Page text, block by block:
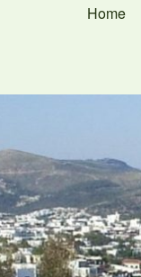
Home